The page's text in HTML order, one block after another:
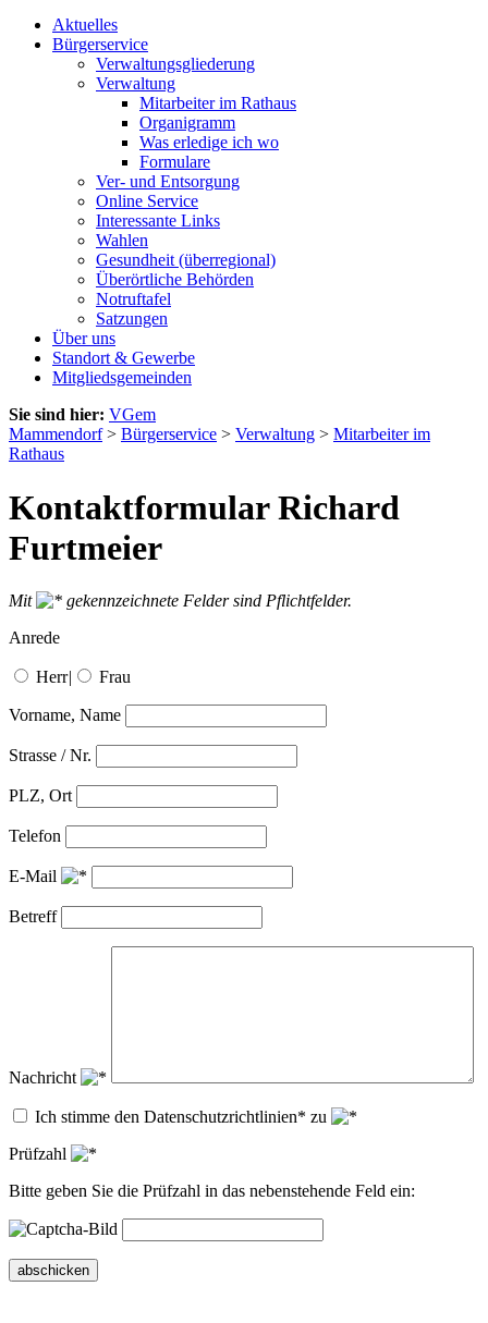
Aktuelles
Bürgerservice
Verwaltungsgliederung
Verwaltung
Mitarbeiter im Rathaus
Organigramm
Was erledige ich wo
Formulare
Ver- und Entsorgung
Online Service
Interessante Links
Wahlen
Gesundheit (überregional)
Überörtliche Behörden
Notruftafel
Satzungen
Über uns
Standort & Gewerbe
Mitgliedsgemeinden
Sie sind hier: VGem
Mammendorf> Bürgerservice > Verwaltung > Mitarbeiter im
Rathaus
Kontaktformular Richard
Furtmeier
Mit
gekennzeichnete Felder sind Pflichtfelder.
Anrede
Herr| Frau
Vorname, Name
Strasse / Nr.
PLZ, Ort
Telefon
E-Mail
Betreff
Nachricht
Ich stimme den Datenschutzrichtlinien* zu
Prüfzahl
Bitte geben Sie die Prüfzahl in das nebenstehende Feld ein:
abschicken